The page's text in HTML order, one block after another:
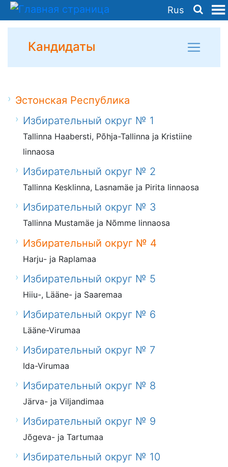
Rus
Кандидаты
Эстонская Республика
Избирательный округ № 1
Tallinna Haabersti, Põhja-Tallinna ja Kristiine
linnaosa
Избирательный округ № 2
Tallinna Kesklinna, Lasnamäe ja Pirita linnaosa
Избирательный округ № 3
Tallinna Mustamäe ja Nõmme linnaosa
Избирательный округ № 4
Harju- ja Raplamaa
Избирательный округ № 5
Hiiu-, Lääne- ja Saaremaa
Избирательный округ № 6
Lääne-Virumaa
Избирательный округ № 7
Ida-Virumaa
Избирательный округ № 8
Järva- ja Viljandimaa
Избирательный округ № 9
Jõgeva- ja Tartumaa
Избирательный округ № 10